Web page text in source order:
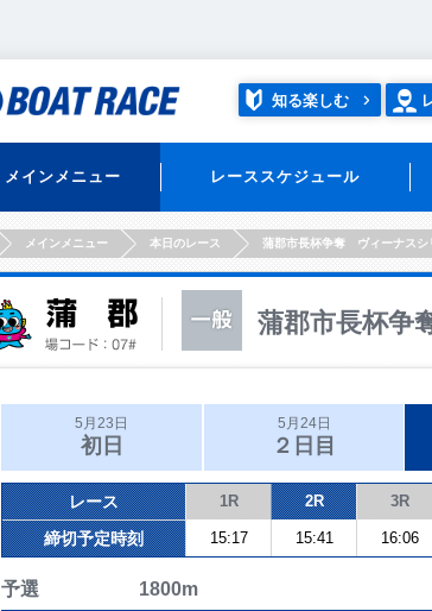
知る楽しむ
メインメニュー レーススケジュール
HOMEメインメニュー 本日のレース 蒲郡市長杯争奪 ヴィーナスシ
蒲郡市長杯争
5月23日
初日
5月24日
２日目
レース 1R 2R 3R
締切予定時刻 15:17 15:41 16:06
予選 1800m